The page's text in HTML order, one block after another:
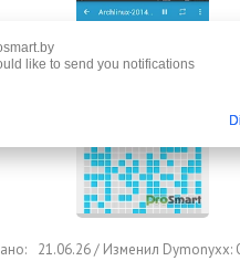
21.06.26 / Изменил Dymonyxx:
like to send you notifications